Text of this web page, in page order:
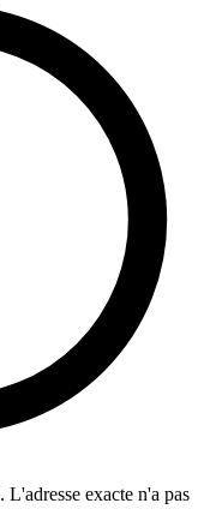
exacte n'a pas